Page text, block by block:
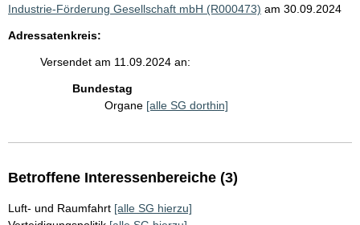
Industrie-Förderung Gesellschaft mbH (R000473) am 30.09.2024
Adressatenkreis:
Versendet am 11.09.2024 an:
Bundestag
Organe [alle SG dorthin]
Betroffene Interessenbereiche (3)
Luft- und Raumfahrt [alle SG hierzu]